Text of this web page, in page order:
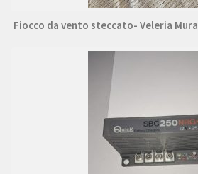
Fiocco da vento steccato- Veleria Mura